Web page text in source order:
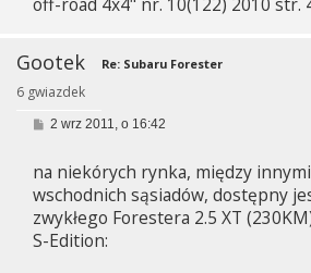
Gootek
6 gwiazdek
Re: Subaru Forester
P
t
2 wrz 2011, o 16:42
na niekórych rynka, między
wschodnich sąsiadów, dostępny
zwykłego Forestera 2.5 XT
S-Edition: